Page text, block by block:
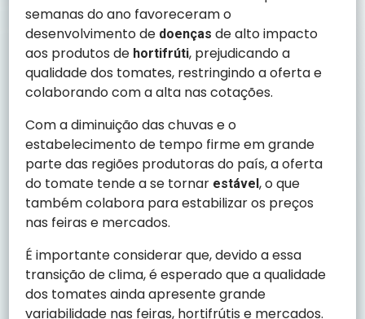
semanas do ano favoreceram o
desenvolvimento de doenças de alto impacto
aos produtos de hortifrúti, prejudicando a
qualidade dos tomates, restringindo a oferta e
colaborando com a alta nas cotações.
Com a diminuição das chuvas e o
estabelecimento de tempo firme em grande
parte das regiões produtoras do país, a oferta
do tomate tende a se tornar estável, o que
também colabora para estabilizar os preços
nas feiras e mercados.
É importante considerar que, devido a essa
transição de clima, é esperado que a qualidade
dos tomates ainda apresente grande
variabilidade nas feiras, hortifrútis e mercados.